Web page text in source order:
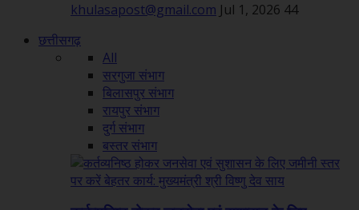
khulasapost@gmail.com Jul 1, 2026 44
छत्तीसगढ़
All
सरगुजा संभाग
बिलासपुर संभाग
रायपुर संभाग
दुर्ग संभाग
बस्तर संभाग